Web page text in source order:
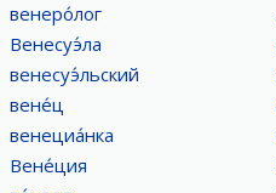
венеро́лог
Венесуэ́ла
венесуэ́льский
вене́ц
венециа́нка
Вене́ция